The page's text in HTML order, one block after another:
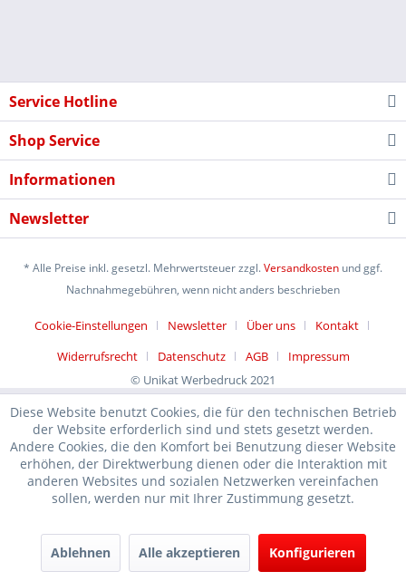
Service Hotline
Shop Service
Informationen
Newsletter
* Alle Preise inkl. gesetzl. Mehrwertsteuer zzgl.Versandkosten und ggf.
Nachnahmegebühren, wenn nicht anders beschrieben
Cookie-Einstellungen Newsletter Über uns
Kontakt
Widerrufsrecht
Datenschutz AGB
Impressum
© Unikat Werbedruck 2021
Diese Website benutzt Cookies, die für den technischen Betrieb
der Website erforderlich sind und stets gesetzt werden.
Andere Cookies, die den Komfort bei Benutzung dieser Website
erhöhen, der Direktwerbung dienen oder die Interaktion mit
anderen Websites und sozialen Netzwerken vereinfachen
sollen, werden nur mit Ihrer Zustimmung gesetzt.
Ablehnen Alle akzeptieren Konfigurieren